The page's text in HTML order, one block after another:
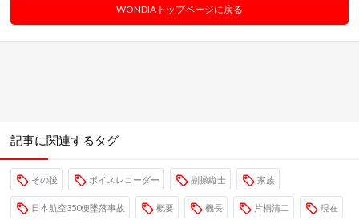
WONDIAトップページに戻る
記事に関連するタグ
その後 ボイスレコーダー 副操縦士 家族
日本航空350便墜落事故 概要 機長 片桐清二 現在